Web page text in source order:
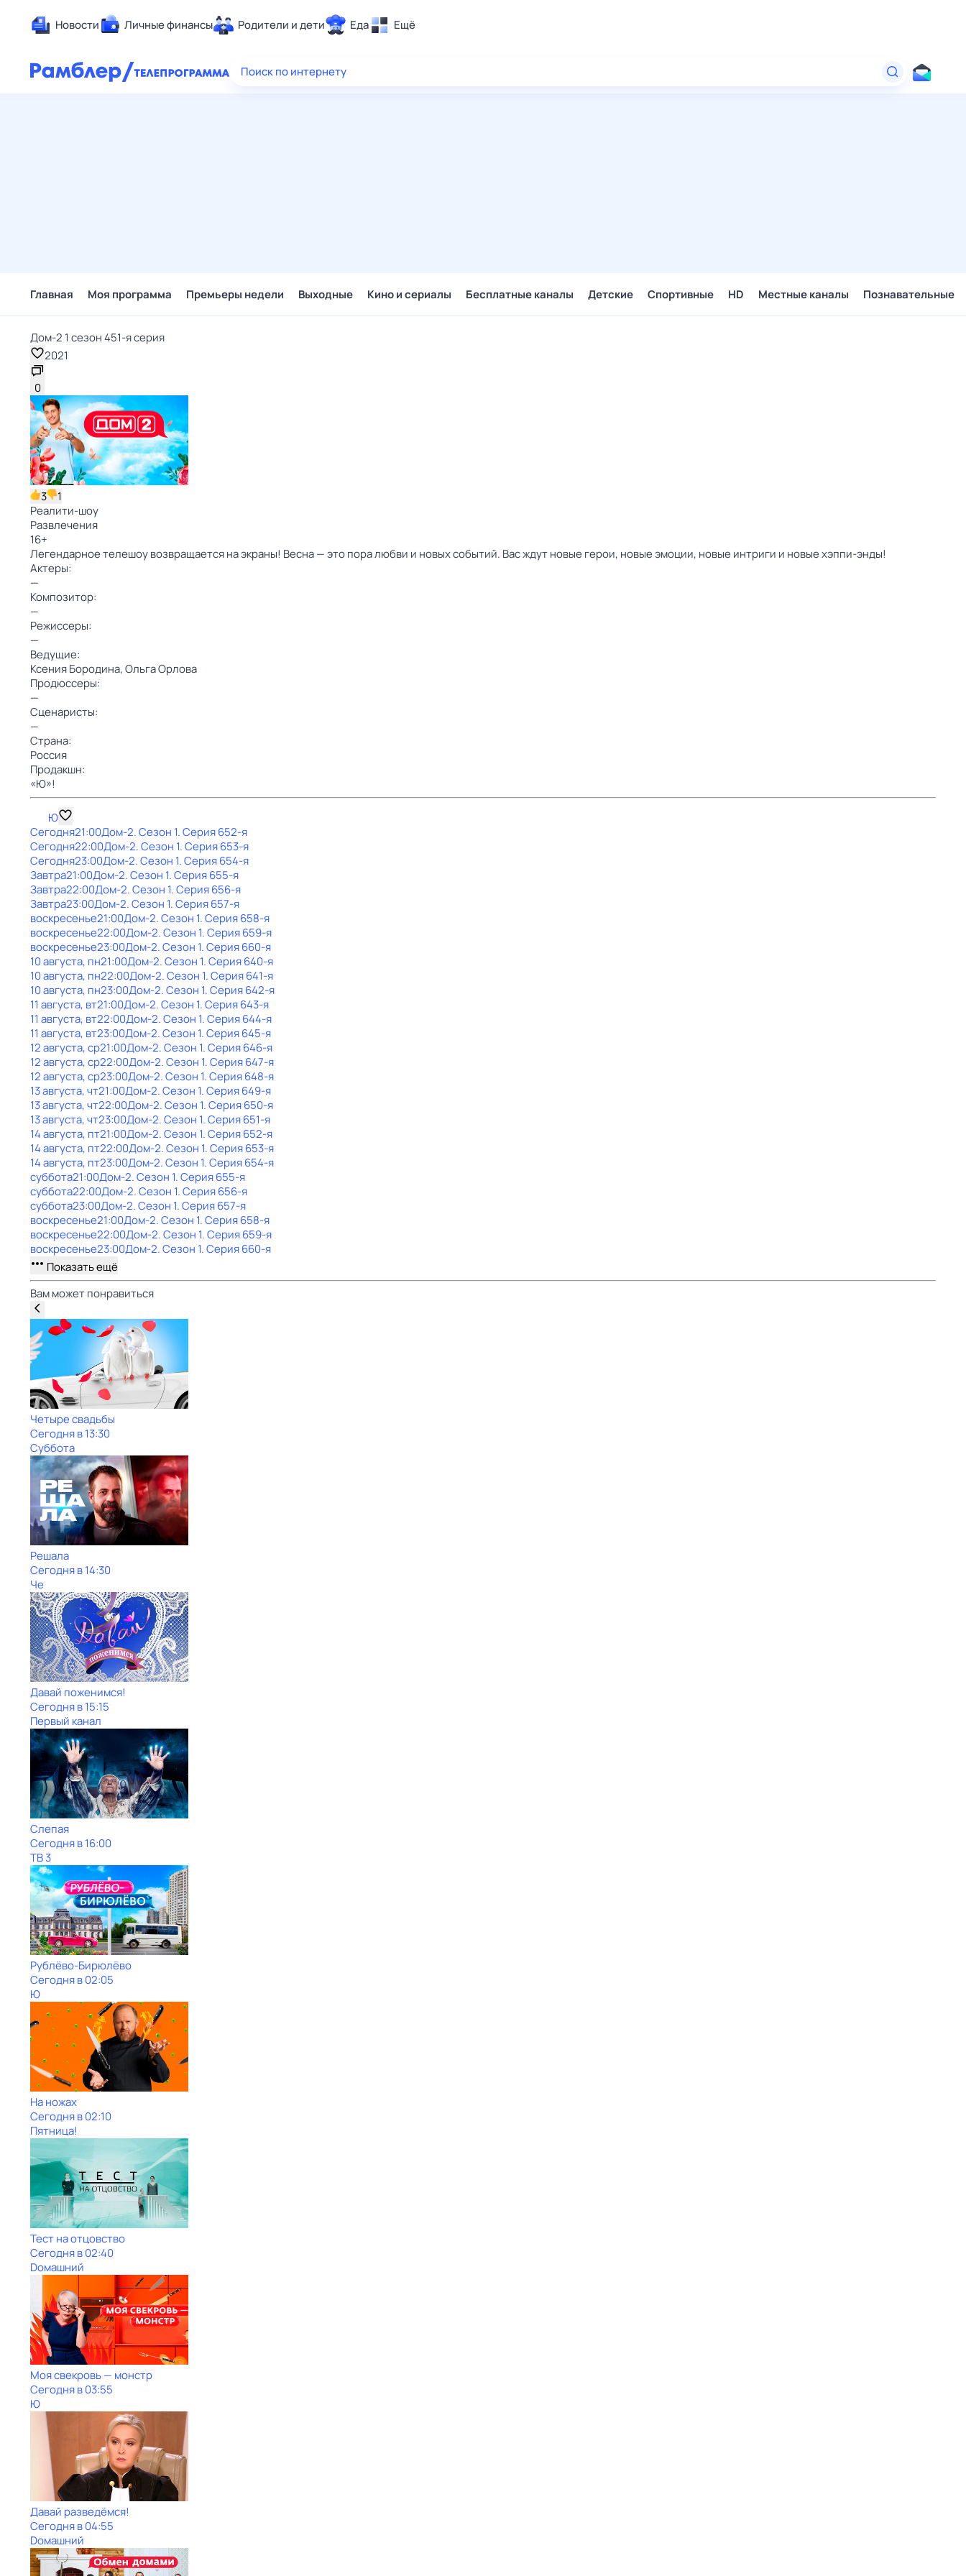
Новости Личные финансы Родители и дети Еда Ещё
Здоровье
Поиск по интернету
Главная Моя программа Премьеры недели Выходные Кино и сериалы Бесплатные каналы Детские Спортивные HD Местные каналы Познавательные
Дом-2 1 сезон 451-я серия
2021
0
3
1
Реалити-шоу
Развлечения
16+
Легендарное телешоу возвращается на экраны! Весна — это пора любви и новых событий. Вас ждут новые герои, новые эмоции, новые интриги и новые хэппи-энды!
Актеры:
—
Композитор:
—
Режиссеры:
—
Ведущие:
Ксения Бородина,Ольга Орлова
Продюссеры:
—
Сценаристы:
—
Страна:
Россия
Продакшн:
«Ю»!
Ю
Сегодня21:00Дом-2. Сезон 1. Серия 652-я
Сегодня22:00Дом-2. Сезон 1. Серия 653-я
Сегодня23:00Дом-2. Сезон 1. Серия 654-я
Завтра21:00Дом-2. Сезон 1. Серия 655-я
Завтра22:00Дом-2. Сезон 1. Серия 656-я
Завтра23:00Дом-2. Сезон 1. Серия 657-я
воскресенье21:00Дом-2. Сезон 1. Серия 658-я
воскресенье22:00Дом-2. Сезон 1. Серия 659-я
воскресенье23:00Дом-2. Сезон 1. Серия 660-я
10 августа, пн21:00Дом-2. Сезон 1. Серия 640-я
10 августа, пн22:00Дом-2. Сезон 1. Серия 641-я
10 августа, пн23:00Дом-2. Сезон 1. Серия 642-я
11 августа, вт21:00Дом-2. Сезон 1. Серия 643-я
11 августа, вт22:00Дом-2. Сезон 1. Серия 644-я
11 августа, вт23:00Дом-2. Сезон 1. Серия 645-я
12 августа, ср21:00Дом-2. Сезон 1. Серия 646-я
12 августа, ср22:00Дом-2. Сезон 1. Серия 647-я
12 августа, ср23:00Дом-2. Сезон 1. Серия 648-я
13 августа, чт21:00Дом-2. Сезон 1. Серия 649-я
13 августа, чт22:00Дом-2. Сезон 1. Серия 650-я
13 августа, чт23:00Дом-2. Сезон 1. Серия 651-я
14 августа, пт21:00Дом-2. Сезон 1. Серия 652-я
14 августа, пт22:00Дом-2. Сезон 1. Серия 653-я
14 августа, пт23:00Дом-2. Сезон 1. Серия 654-я
суббота21:00Дом-2. Сезон 1. Серия 655-я
суббота22:00Дом-2. Сезон 1. Серия 656-я
суббота23:00Дом-2. Сезон 1. Серия 657-я
воскресенье21:00Дом-2. Сезон 1. Серия 658-я
воскресенье22:00Дом-2. Сезон 1. Серия 659-я
воскресенье23:00Дом-2. Сезон 1. Серия 660-я
Показать ещё
Вам может понравиться
Четыре свадьбы
Сегодня в 13:30
Суббота
Решала
Сегодня в 14:30
Че
Давай поженимся!
Сегодня в 15:15
Первый канал
Слепая
Сегодня в 16:00
ТВ 3
Рублёво-Бирюлёво
Сегодня в 02:05
Ю
На ножах
Сегодня в 02:10
Пятница!
Тест на отцовство
Сегодня в 02:40
Dомашний
Моя свекровь — монстр
Сегодня в 03:55
Ю
Давай рaзвeдёмся!
Сегодня в 04:55
Dомашний